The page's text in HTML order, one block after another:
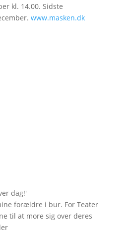
kl. 14.00. Sidste
www.masken.dk
dag!'
forældre i bur. For Teater
til at more sig over deres